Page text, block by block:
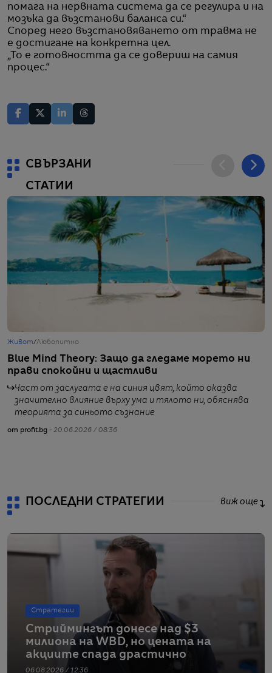
помага на нервната система да се регулира и на
мозъка да възстанови баланса си.“
Според него възстановяването от травма не
е достигане на конкретна цел.
„То е готовността да се довериш на самия
процес.“
СВЪРЗАНИ
СТАТИИ
Живот/Любопитно
Blue Mind Theory: Защо да гледаме морето ни
прави спокойни и щастливи
Част от заслугата е на синия цвят, който оказва
значително влияние върху ума и тялото ни, обяснява
теорията за синьото съзнание
от profit.bg - 20.06.2026 / 08:36
ПОСЛЕДНИ СТРАТЕГИИ виж още
Стратегии
Стриймингът донесе над $3
милиона на WBD, но цената на
акциите спада драстично
06.08.2026 / 12:36